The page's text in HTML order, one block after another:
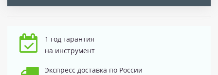
1 год гарантия
на инструмент
Экспресс доставка по России